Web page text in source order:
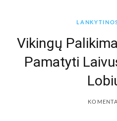
Vikingų
Pamatyti